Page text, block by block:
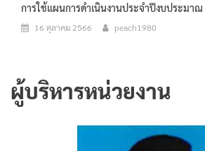
การใช้แผนการดำเนินงานประจำปีงบประมา
16 ตุลาคม 2566 peach1980
ผู้บริหารหน่วยงาน